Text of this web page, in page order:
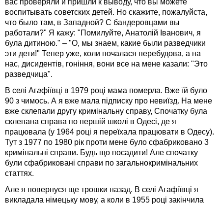
воспитывать советских детей. Но скажите, пожалуйста,
что было там, в Западной? С бандеровцами вы
работали?" Я кажу: "Помилуйте, Анатолій Іванович, я
була дитиною." – "О, мы знаем, какие были разведчики
эти дети!" Тепер уже, коли почалася перебудова, а на
нас, дисидентів, гоніння, вони все на мене казали: "Это
разведчица".
В селі Агафіївці в 1979 році мама померла. Вже їй було
90 з чимось. А я вже мала підписку про невиїзд. На мене
вже склепали другу кримінальну справу, Спочатку була
склепана справа по першій школі в Одесі, де я
працювала (у 1964 році я переїхала працювати в Одесу).
Тут з 1977 по 1980 рік проти мене було сфабриковано 3
кримінальні справи. Будь що посадити! Але спочатку
були сфабриковані справи по загальнокримінальних
статтях.
Але я повернуся ще трошки назад. В селі Агафіївці я
викладала німецьку мову, а коли в 1955 році закінчила